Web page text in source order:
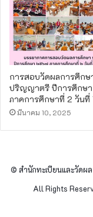
การสอบวัดผลการศึกษ
ปริญญาตรี ปีการศึกษ
ภาคการศึกษาที่ 2 วันที่
มีนาคม 10, 2025
© สำนักทะเบียนและวัด
All Rights